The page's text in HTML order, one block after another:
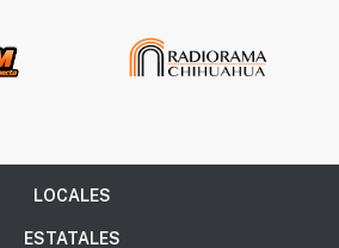
LOCALES
ESTATALES